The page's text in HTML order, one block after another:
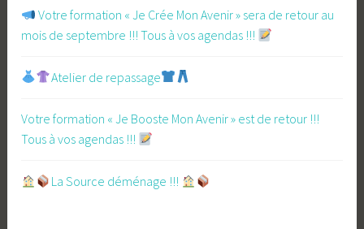
​ Votre formation « Je Crée Mon Avenir » sera de retour au
mois de septembre !!! Tous à vos agendas !!!
Atelier de repassage​
Votre formation « Je Booste Mon Avenir » est de retour !!!
Tous à vos agendas !!!
​La Source déménage !!!